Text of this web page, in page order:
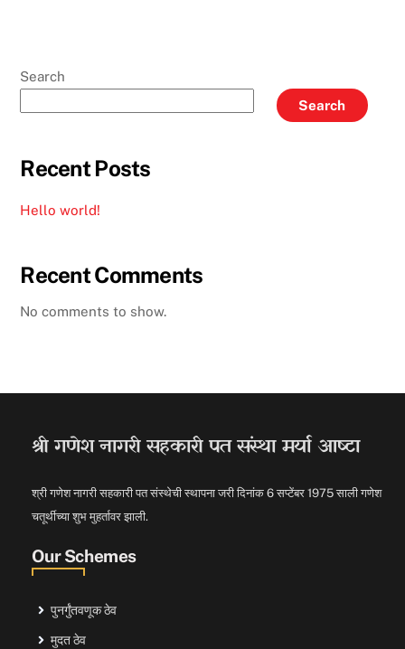
Search
Search
Recent Posts
Hello world!
Recent Comments
No comments to show.
श्री गणेश नागरी सहकारी पत संस्था मर्या आष्टा
श्री गणेश नागरी सहकारी पत संस्थेची स्थापना जरी दिनांक 6 सप्टेंबर 1975 साली गणेश
चतूर्थीच्या शुभ मुहर्तावर झाली.
Our Schemes
पुनर्गुंतवणूक ठेव
मुदत ठेव